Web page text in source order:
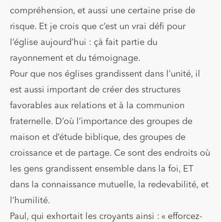
compréhension, et aussi une certaine prise de
risque. Et je crois que c’est un vrai défi pour
l’église aujourd’hui : çà fait partie du
rayonnement et du témoignage.
Pour que nos églises grandissent dans l’unité, il
est aussi important de créer des structures
favorables aux relations et à la communion
fraternelle. D’où l’importance des groupes de
maison et d’étude biblique, des groupes de
croissance et de partage. Ce sont des endroits où
les gens grandissent ensemble dans la foi, ET
dans la connaissance mutuelle, la redevabilité, et
l’humilité.
Paul, qui exhortait les croyants ainsi : « efforcez-